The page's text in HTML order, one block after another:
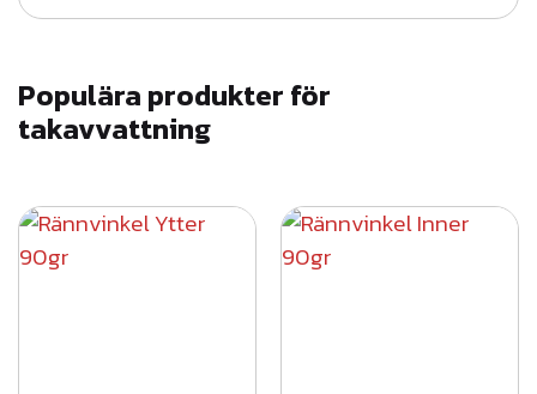
Populära produkter för
takavvattning